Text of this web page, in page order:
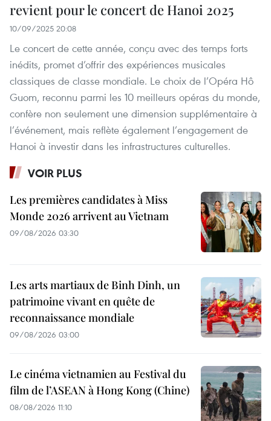
revient pour le concert de Hanoi 2025
10/09/2025 20:08
Le concert de cette année, conçu avec des temps forts
inédits, promet d’offrir des expériences musicales
classiques de classe mondiale. Le choix de l’Opéra Hô
Guom, reconnu parmi les 10 meilleurs opéras du monde,
confère non seulement une dimension supplémentaire à
l’événement, mais reflète également l’engagement de
Hanoi à investir dans les infrastructures culturelles.
VOIR PLUS
Les premières candidates à Miss
Monde 2026 arrivent au Vietnam
09/08/2026 03:30
Les arts martiaux de Binh Dinh, un
patrimoine vivant en quête de
reconnaissance mondiale
09/08/2026 03:00
Le cinéma vietnamien au Festival du
film de l’ASEAN à Hong Kong (Chine)
08/08/2026 11:10